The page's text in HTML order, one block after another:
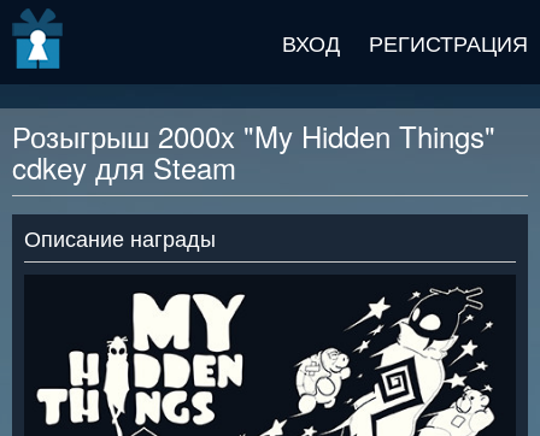
ВХОД РЕГИСТРАЦИЯ
Розыгрыш 2000x "My Hidden Things"
cdkey для Steam
Описание награды